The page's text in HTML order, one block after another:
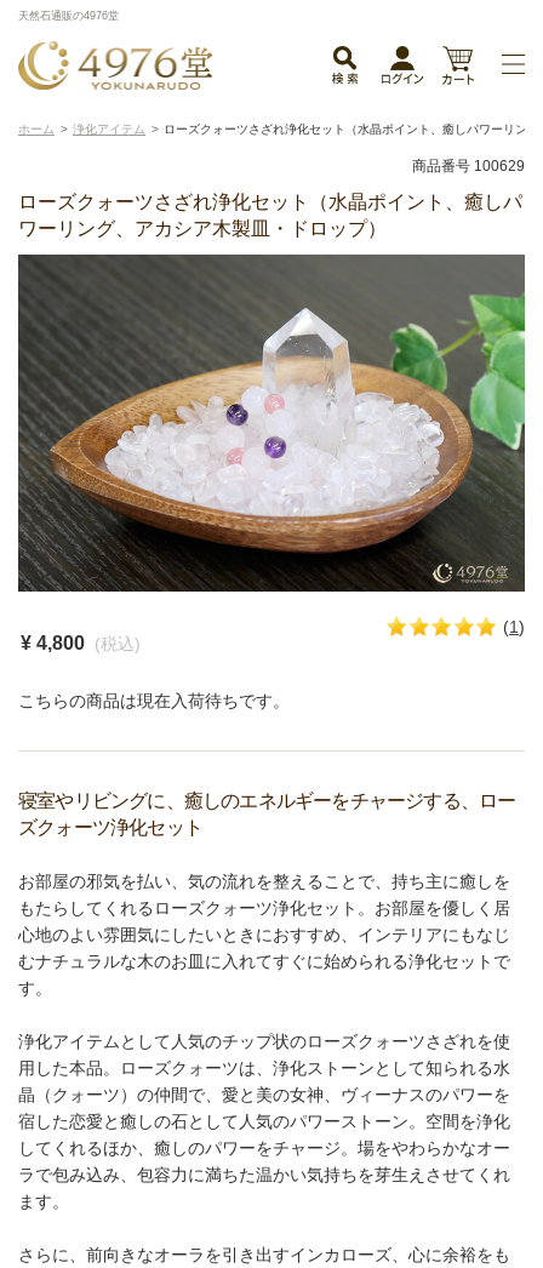
天然石通販の4976堂
ホーム 浄化アイテム ローズクォーツさざれ浄化セット（水晶ポイント、癒しパワーリン
商品番号 100629
ローズクォーツさざれ浄化セット（水晶ポイント、癒しパ
ワーリング、アカシア木製皿・ドロップ）
¥ 4,800 (税込)
(1)
こちらの商品は現在入荷待ちです。
寝室やリビングに、癒しのエネルギーをチャージする、ロー
ズクォーツ浄化セット
お部屋の邪気を払い、気の流れを整えることで、持ち主に癒しを
もたらしてくれるローズクォーツ浄化セット。お部屋を優しく居
心地のよい雰囲気にしたいときにおすすめ、インテリアにもなじ
むナチュラルな木のお皿に入れてすぐに始められる浄化セットで
す。
浄化アイテムとして人気のチップ状のローズクォーツさざれを使
用した本品。ローズクォーツは、浄化ストーンとして知られる水
晶（クォーツ）の仲間で、愛と美の女神、ヴィーナスのパワーを
宿した恋愛と癒しの石として人気のパワーストーン。空間を浄化
してくれるほか、癒しのパワーをチャージ。場をやわらかなオー
ラで包み込み、包容力に満ちた温かい気持ちを芽生えさせてくれ
ます。
さらに、前向きなオーラを引き出すインカローズ、心に余裕をも